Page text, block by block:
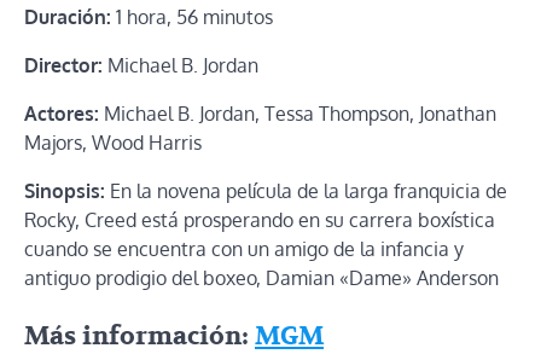
Duración: 1 hora, 56 minutos
Director: Michael B. Jordan
Actores: Michael B. Jordan, Tessa Thompson, Jonathan
Majors, Wood Harris
Sinopsis: En la novena película de la larga franquicia de
Rocky, Creed está prosperando en su carrera boxística
cuando se encuentra con un amigo de la infancia y
antiguo prodigio del boxeo, Damian «Dame» Anderson
Más información: MGM